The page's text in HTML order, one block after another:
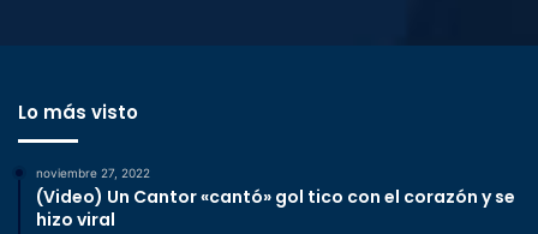
Lo más visto
noviembre 27, 2022
(Video) Un Cantor «cantó» gol tico con el corazón y se
hizo viral